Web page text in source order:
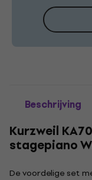
Beschrijving
Kurzweil
stagepiano
De voordelige set